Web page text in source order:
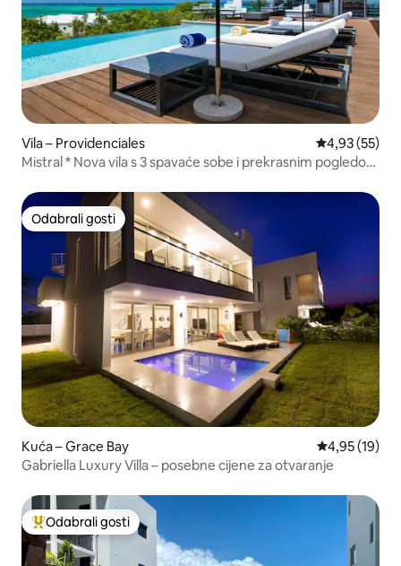
Vila – Providenciales Prosječna
4,93 (55)
Mistral * Nova vila s 3 spavaće sobe i prekrasnim pogledom
Odabrali gosti
Odabrali gosti
Kuća – Grace Bay Prosječna
4,95 (19)
Gabriella Luxury Villa – posebne cijene za otvaranje
Među najviše rangiranima s oznakom „Odabrali gosti”
Odabrali gosti